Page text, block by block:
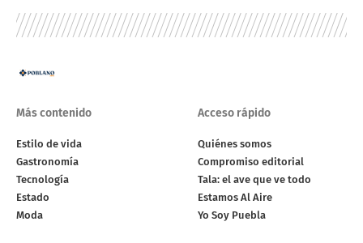
Más contenido
Estilo de vida
Gastronomía
Tecnología
Estado
Moda
Acceso rápido
Quiénes somos
Compromiso editorial
Tala: el ave que ve todo
Estamos Al Aire
Yo Soy Puebla